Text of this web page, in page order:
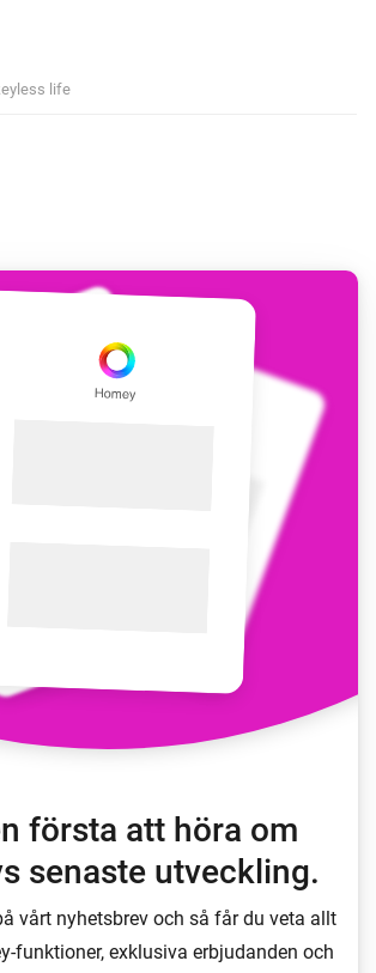
life
första att höra om
senaste utveckling.
vårt nyhetsbrev och så får du veta allt
funktioner, exklusiva erbjudanden och